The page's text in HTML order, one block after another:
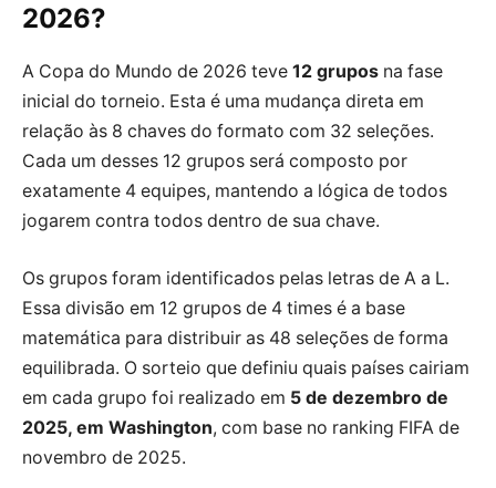
2026?
A Copa do Mundo de 2026 teve 12 grupos na fase
inicial do torneio. Esta é uma mudança direta em
relação às 8 chaves do formato com 32 seleções.
Cada um desses 12 grupos será composto por
exatamente 4 equipes, mantendo a lógica de todos
jogarem contra todos dentro de sua chave.
Os grupos foram identificados pelas letras de A a L.
Essa divisão em 12 grupos de 4 times é a base
matemática para distribuir as 48 seleções de forma
equilibrada. O sorteio que definiu quais países cairiam
em cada grupo foi realizado em 5 de dezembro de
2025, em Washington, com base no ranking FIFA de
novembro de 2025.